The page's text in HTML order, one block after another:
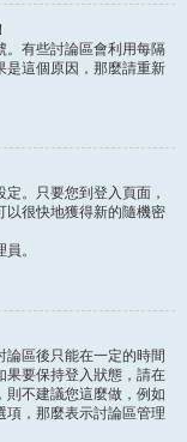
。有些討論區會利用每隔
是這個原因，那麼請重新
。只要您到登入頁面，
以很快地獲得新的隨機密
。
論區後只能在一定的時間
果要保持登入狀態，請在
則不建議您這麼做，例如
項，那麼表示討論區管理